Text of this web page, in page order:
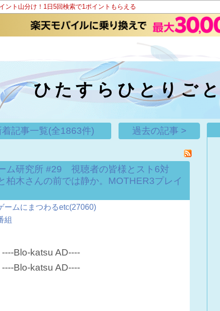
ント山分け！1日5回検索で1ポイントもらえる
ひたすらひとりごと
着記事一覧(全1863件) 過去の記事 >
ム研究所 #29 視聴者の皆様とスト6対
柏木さんの前では静か。MOTHER3プレイ
ームにまつわるetc(27060)
組
----Blo-katsu AD----
----Blo-katsu AD----